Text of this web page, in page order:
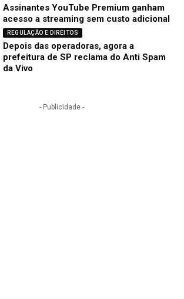
Assinantes YouTube Premium ganham
acesso a streaming sem custo adicional
REGULAÇÃO E DIREITOS
Depois das operadoras, agora a
prefeitura de SP reclama do Anti Spam
da Vivo
- Publicidade -